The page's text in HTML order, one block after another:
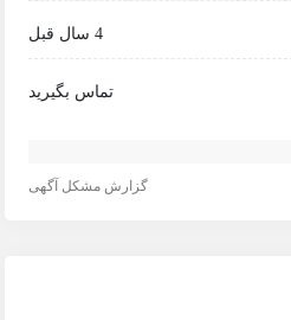
4 سال قبل
تماس بگیرید
گزارش مشکل آگهی